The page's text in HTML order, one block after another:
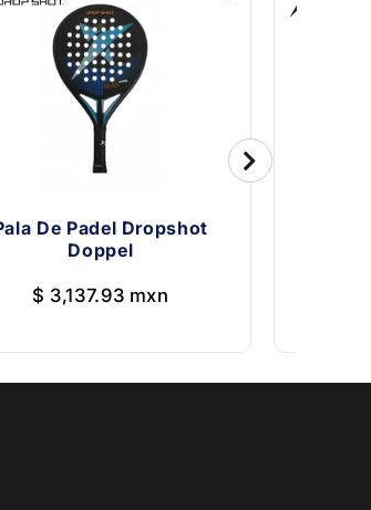
De Padel Dropshot
Doppel
$ 3,137.93 mxn